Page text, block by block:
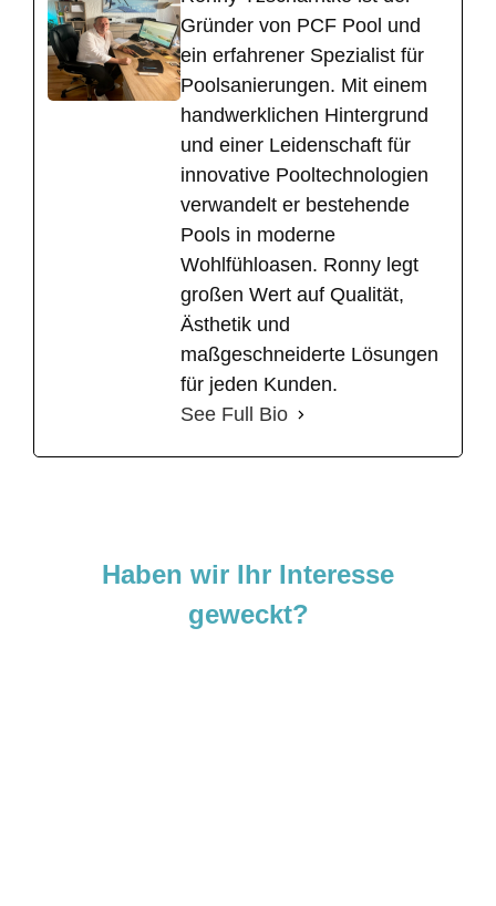
Gründer von PCF Pool und
ein erfahrener Spezialist für
Poolsanierungen. Mit einem
handwerklichen Hintergrund
und einer Leidenschaft für
innovative Pooltechnologien
verwandelt er bestehende
Pools in moderne
Wohlfühloasen. Ronny legt
großen Wert auf Qualität,
Ästhetik und
maßgeschneiderte Lösungen
für jeden Kunden.
See Full Bio
Haben wir Ihr Interesse
geweckt?